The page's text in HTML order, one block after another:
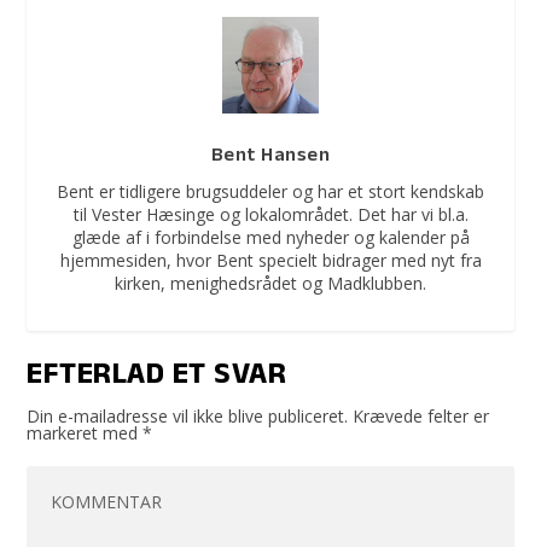
Bent Hansen
Bent er tidligere brugsuddeler og har et stort kendskab
til Vester Hæsinge og lokalområdet. Det har vi bl.a.
glæde af i forbindelse med nyheder og kalender på
hjemmesiden, hvor Bent specielt bidrager med nyt fra
kirken, menighedsrådet og Madklubben.
EFTERLAD ET SVAR
Din e-mailadresse vil ikke blive publiceret. Krævede felter er
markeret med*